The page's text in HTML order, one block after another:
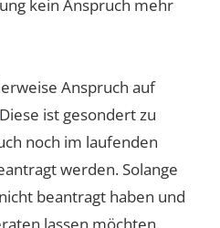
kein Anspruch mehr
Anspruch auf
ist gesondert zu
noch im laufenden
werden. Solange
beantragt haben und
lassen möchten,